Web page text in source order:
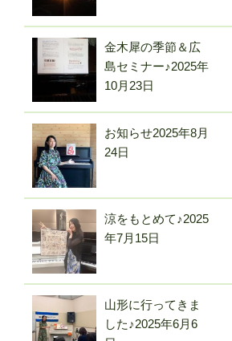
金木犀の季節＆広
島セミナー♪2025年
10月23日
お知らせ2025年8月
24日
涼をもとめて♪2025
年7月15日
山形に行ってきま
した♪2025年6月6